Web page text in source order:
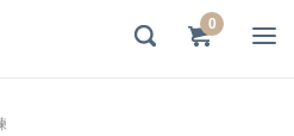
0